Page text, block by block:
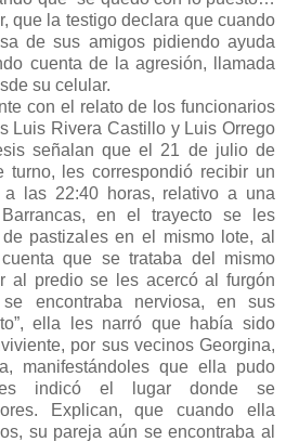
que la testigo declara que cuando
de sus amigos pidiendo ayuda
cuenta de la agresión, llamada
su celular.
con el relato de los funcionarios
Luis Rivera Castillo y Luis Orrego
señalan que el 21 de julio de
turno, les correspondió recibir un
a las 22:40 horas, relativo a una
en el trayecto se les
pastizales en el mismo lote, al
que se trataba del mismo
al predio se les acercó al furgón
encontraba nerviosa, en sus
ella les narró que había sido
por sus vecinos Georgina,
manifestándoles que ella pudo
les indicó el lugar donde se
Explican, que cuando ella
su pareja aún se encontraba al